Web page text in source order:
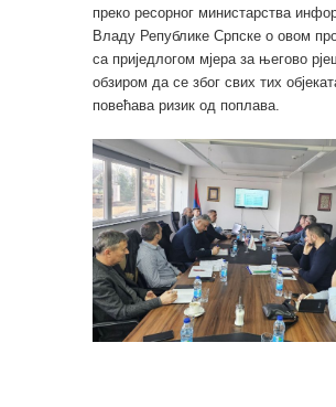
преко ресорног министарства
Владу Републике Српске о овом
са приједлогом мјера за његово
обзиром да се због свих тих
повећава ризик од поплава.